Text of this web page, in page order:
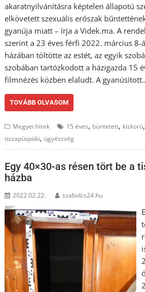
akaratnyilvánításra képtelen állapotú
elkövetett szexuális erőszak
gyanúja miatt – írja a Videk.ma. A
szerint a 23 éves férfi 2022. március 8-
házában töltötte az estét, az egyik
szobában tartózkodott a házigazda 15
filmnézés közben elaludt. A
TOVÁBB OLVASOM
Megyei hírek 15 éves, büntetett, kiskorú,
tiszapüspöki, ügyészség
Egy 40×30-as résen tört be a
házba
2022.02.22. szabolcs24.hu